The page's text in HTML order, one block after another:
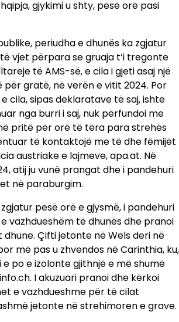
gjykimi u shty, pesë orë pasi
periudha e dhunës ka zgjatur
vjet përpara se gruaja t’i tregonte
të AMS-së, e cila i gjeti asaj një
për gratë, në verën e vitit 2024. Por
cila, sipas deklaratave të saj, ishte
nga burri i saj, nuk përfundoi me
pritë për orë të tëra para strehës
të kontaktojë me të dhe fëmijët
austriake e lajmeve, apa.at. Në
atij ju vunë prangat dhe i pandehuri
në paraburgim.
pesë orë e gjysmë, i pandehuri
vazhdueshëm të dhunës dhe pranoi
Çifti jetonte në Wels deri në
më pas u zhvendos në Carinthia, ku,
e po e izolonte gjithnjë e më shumë
I akuzuari pranoi dhe kërkoi
e vazhdueshme për të cilat
jetonte në strehimoren e grave.